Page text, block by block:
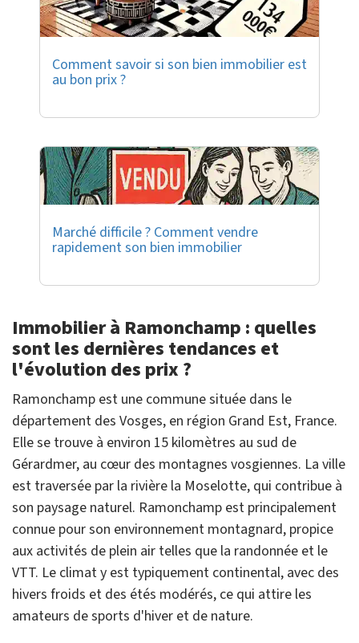
Comment savoir si son bien immobilier est
au bon prix ?
Marché difficile ? Comment vendre
rapidement son bien immobilier
Immobilier à Ramonchamp : quelles
sont les dernières tendances et
l'évolution des prix ?
Ramonchamp est une commune située dans le
département des Vosges, en région Grand Est, France.
Elle se trouve à environ 15 kilomètres au sud de
Gérardmer, au cœur des montagnes vosgiennes. La ville
est traversée par la rivière la Moselotte, qui contribue à
son paysage naturel. Ramonchamp est principalement
connue pour son environnement montagnard, propice
aux activités de plein air telles que la randonnée et le
VTT. Le climat y est typiquement continental, avec des
hivers froids et des étés modérés, ce qui attire les
amateurs de sports d'hiver et de nature.